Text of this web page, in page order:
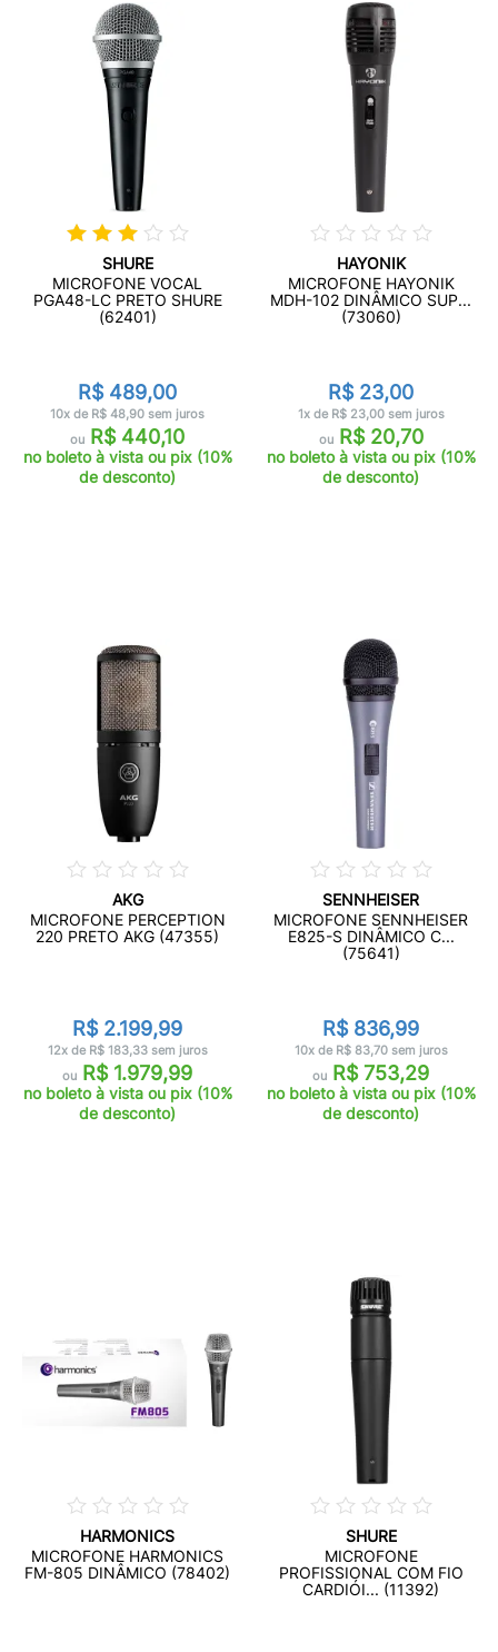
SHURE
MICROFONE VOCAL
PGA48-LC PRETO SHURE
(62401)
R$ 489,00
10x de R$ 48,90 sem juros
ou R$ 440,10
no boleto à vista ou pix (10%
de desconto)
HAYONIK
MICROFONE HAYONIK
MDH-102 DINÂMICO SUP...
(73060)
R$ 23,00
1x de R$ 23,00 sem juros
ouR$ 20,70
no boleto à vista ou pix (10%
de desconto)
AKG
MICROFONE PERCEPTION
220 PRETO AKG (47355)
R$ 2.199,99
12x de R$ 183,33 sem juros
ou R$ 1.979,99
no boleto à vista ou pix (10%
de desconto)
SENNHEISER
MICROFONE SENNHEISER
E825-S DINÂMICO C...
(75641)
R$ 836,99
10x de R$ 83,70 sem juros
ou R$ 753,29
no boleto à vista ou pix (10%
de desconto)
HARMONICS
MICROFONE HARMONICS
FM-805 DINÂMICO (78402)
SHURE
MICROFONE
PROFISSIONAL COM FIO
CARDIÓI... (11392)